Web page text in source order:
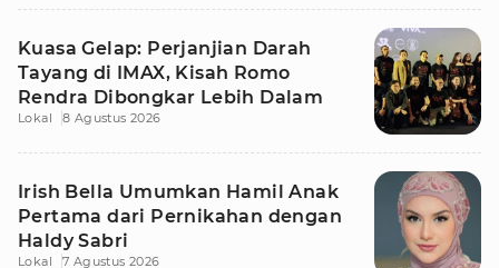
Kuasa Gelap: Perjanjian Darah
Tayang di IMAX, Kisah Romo
Rendra Dibongkar Lebih Dalam
Lokal 8 Agustus 2026
Irish Bella Umumkan Hamil Anak
Pertama dari Pernikahan dengan
Haldy Sabri
Lokal 7 Agustus 2026